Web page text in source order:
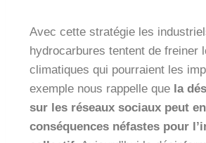
Avec cette stratégie les
hydrocarbures tentent de freiner
climatiques qui pourraient les
exemple nous rappelle que la
sur les réseaux sociaux peut
conséquences néfastes pour